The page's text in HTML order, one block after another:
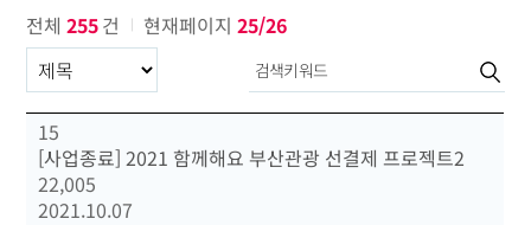
전체255건 현재페이지25/26
구분항목
15
[사업종료] 2021 함께해요 부산관광 선결제 프로젝트2
22,005
2021.10.07